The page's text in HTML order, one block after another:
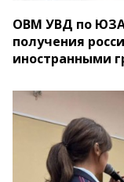
ОВМ УВД по
получения
иностранными